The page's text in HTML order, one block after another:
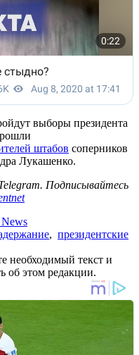
выборы президента
штабов соперников
Лукашенко.
Подписывайтесь
, президентские
необходимый текст и
об этом редакции.